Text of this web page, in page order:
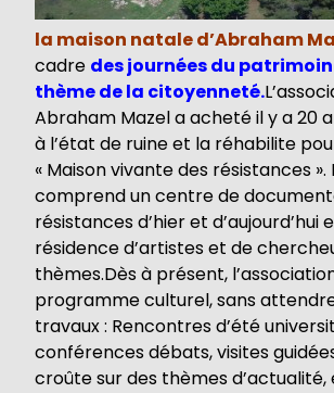
la maison natale d’Abraham
cadre des journées du
thème de la citoyenneté.
Abraham Mazel a acheté il y a 20
à l’état de ruine et la réhabilite
« Maison vivante des résistances ».
comprend un centre de
résistances d’hier et d’aujourd’hui
résidence d’artistes et de
thèmes.Dès à présent,
programme culturel, sans
travaux : Rencontres d’été
conférences débats, visites
croûte sur des thèmes d’actualité,